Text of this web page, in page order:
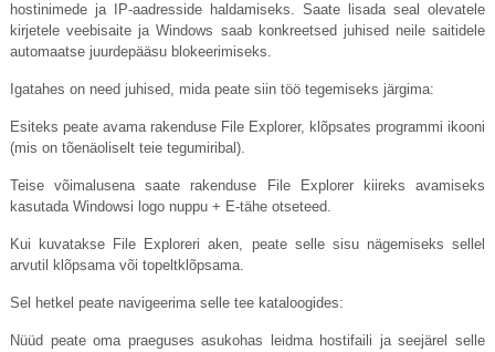
hostinimede ja IP-aadresside haldamiseks. Saate lisada seal olevatele
kirjetele veebisaite ja Windows saab konkreetsed juhised neile saitidele
automaatse juurdepääsu blokeerimiseks.
Igatahes on need juhised, mida peate siin töö tegemiseks järgima:
Esiteks peate avama rakenduse File Explorer, klõpsates programmi ikooni
(mis on tõenäoliselt teie tegumiribal).
Teise võimalusena saate rakenduse File Explorer kiireks avamiseks
kasutada Windowsi logo nuppu + E-tähe otseteed.
Kui kuvatakse File Exploreri aken, peate selle sisu nägemiseks sellel
arvutil klõpsama või topeltklõpsama.
Sel hetkel peate navigeerima selle tee kataloogides:
Nüüd peate oma praeguses asukohas leidma hostifaili ja seejärel selle